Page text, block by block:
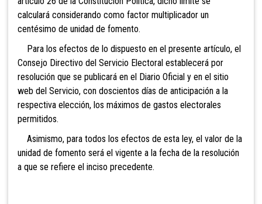
calculará considerando como factor multiplicador un
centésimo de unidad de fomento.
Para los efectos de lo dispuesto en el presente artículo, el
Consejo Directivo del Servicio Electoral establecerá por
resolución que se publicará en el Diario Oficial y en el sitio
web del Servicio, con doscientos días de anticipación a la
respectiva elección, los máximos de gastos electorales
permitidos.
Asimismo, para todos los efectos de esta ley, el valor de la
unidad de fomento será el vigente a la fecha de la resolución
a que se refiere el inciso precedente.